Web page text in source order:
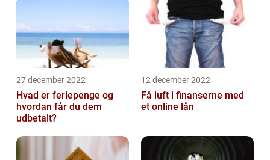
27 december 2022
Hvad er feriepenge og
hvordan får du dem
udbetalt?
12 december 2022
Få luft i finanserne med
et online lån